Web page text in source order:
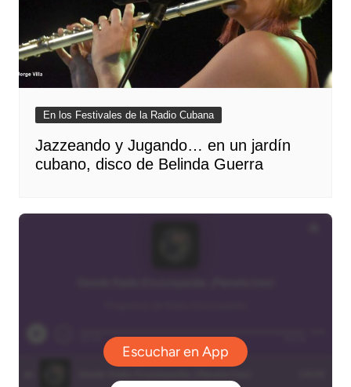
En los Festivales de la Radio Cubana
Jazzeando y Jugando… en un jardín
cubano, disco de Belinda Guerra